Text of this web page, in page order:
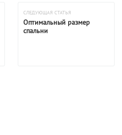
СЛЕДУЮЩАЯ СТАТЬЯ
Оптимальный размер
спальни